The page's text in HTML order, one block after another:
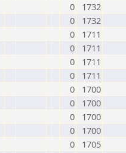
0
1732
0
1732
0
1711
0
1711
0
1711
0
1711
0
1700
0
1700
0
1700
0
1700
0
1705